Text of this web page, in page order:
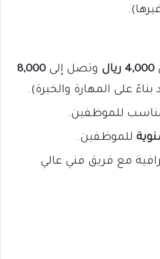
4,000 ريال وتصل إلى 8,000
على المهارة والخبرة).
للموظفين.
للموظفين.
مع فريق فني عالي